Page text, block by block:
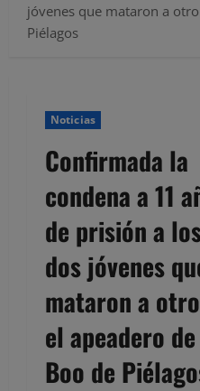
jóvenes que mataron a
Piélagos
Noticias
Confirmada la
condena a 11
de prisión a
dos jóvenes
mataron a
el apeadero de
Boo de